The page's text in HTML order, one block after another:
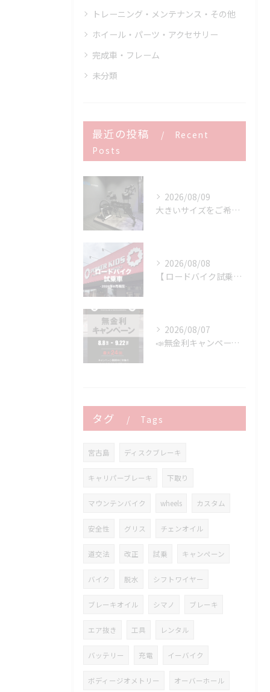
トレーニング・メンテナンス・その他
ホイール・パーツ・アクセサリー
完成車・フレーム
未分類
最近の投稿
Recent
Posts
2026/08/09
大きいサイズをご希望のお客様へ
2026/08/08
【 ロードバイク試乗車 】※2026年8月現在
2026/08/07
📣無金利キャンペーン開催決定‼️
タグ Tags
宮古島 ディスクブレーキ
キャリパーブレーキ 下取り
マウンテンバイク wheels カスタム
安全性 グリス チェンオイル
道交法 改正 試乗 キャンペーン
バイク 脱水 シフトワイヤー
ブレーキオイル シマノ ブレーキ
エア抜き 工具 レンタル
バッテリー 充電 イーバイク
ボディージオメトリー オーバーホール